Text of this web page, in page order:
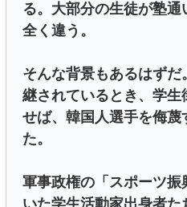
る。大部分の生徒が塾
全く違う。
そんな背景もあるはず
継されているとき、学生
せば、韓国人選手を侮蔑
た。
軍事政権の「スポーツ振